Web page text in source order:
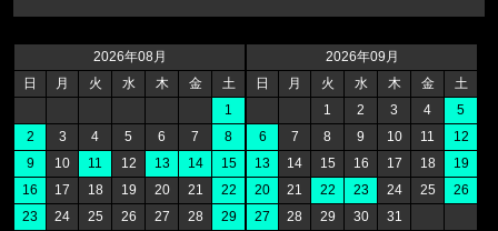
2026年08月
日
月 火 水 木 金
土
1
2
3 4 5 6 7
8
9
10 11 12 13 14
15
16
17 18 19 20 21
22
23
24 25 26 27 28
29
2026年09月
日
月 火 水 木 金
土
1
2 3 4
5
6
7 8 9 10 11
12
13
14 15 16 17 18
19
20
21 22 23 24 25
26
27
28 29 30 31
47 Brand/フォーティーセブンブランド
ヤンキース キャップ '47 MVP ホ
福岡県のお客様ご注文ありがとうございます。
47 Brand/フォーティーセブンブランド
レッドソックス キャップ '47 クリー
福岡県のお客様ご注文ありがとうございます。